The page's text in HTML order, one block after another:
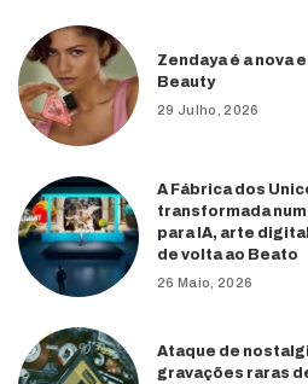
Zendaya é a nova
Beauty
29 Julho, 2026
A Fábrica dos
transformada
para IA, arte
de volta ao Beato
26 Maio, 2026
Ataque de
gravações raras